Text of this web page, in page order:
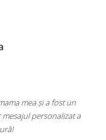
mea și a fost un
personalizat a